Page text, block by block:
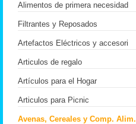
Alimentos de primera necesidad
Filtrantes y Reposados
Artefactos Eléctricos y accesori
Articulos de regalo
Artículos para el Hogar
Articulos para Picnic
Avenas, Cereales y Comp. Alim.